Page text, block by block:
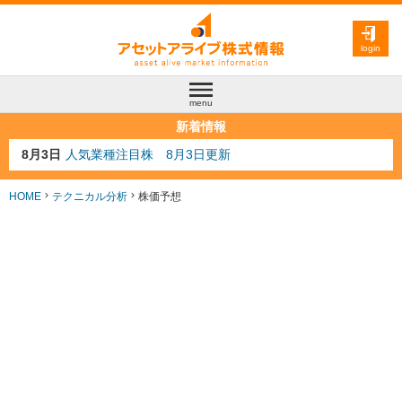
login
menu
新着情報
8月3日
人気業種注目株 8月3日更新
8月2日 金融注目株 8月2日更新
7月29日 日経225シグナル点灯
HOME テクニカル分析 株価予想